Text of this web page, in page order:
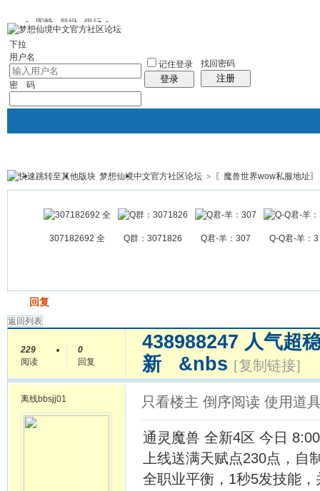
图酷 群组 银行
下拉
用户名
密 码
记住登录
登录
找回密码
注册
银行 群组聚合 我的空间
帖子
梦想仙境中文官方社区论坛 > 〖魔兽世界wow私服地址〗
307182692 全 Q群：3071826 Q君-羊：307 Q-Q君-羊：3
回复
返回列表
229
阅读
0
回复
438988247 人气超
新 &nbs [复制链接]
离线bbsjj01 只看楼主 倒序阅读 使用道
通灵魔兽 全新4区 今日
上线送满天赋点230点，自
全职业平衡，1秒5发技能